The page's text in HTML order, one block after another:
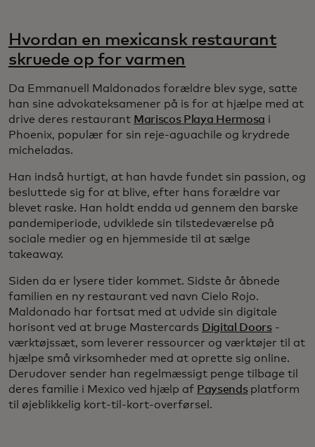
Hvordan en mexicansk restaurant
skruede op for varmen
Da Emmanuell Maldonados forældre blev syge, satte
han sine advokateksamener på is for at hjælpe med at
drive deres restaurant Mariscos Playa Hermosa i
Phoenix, populær for sin reje-aguachile og krydrede
micheladas.
Han indså hurtigt, at han havde fundet sin passion, og
besluttede sig for at blive, efter hans forældre var
blevet raske. Han holdt endda ud gennem den barske
pandemiperiode, udviklede sin tilstedeværelse på
sociale medier og en hjemmeside til at sælge
takeaway.
Siden da er lysere tider kommet. Sidste år åbnede
familien en ny restaurant ved navn Cielo Rojo.
Maldonado har fortsat med at udvide sin digitale
horisont ved at bruge Mastercards Digital Doors-
værktøjssæt, som leverer ressourcer og værktøjer til at
hjælpe små virksomheder med at oprette sig online.
Derudover sender han regelmæssigt penge tilbage til
deres familie i Mexico ved hjælp af Paysendsplatform
til øjeblikkelig kort-til-kort-overførsel.